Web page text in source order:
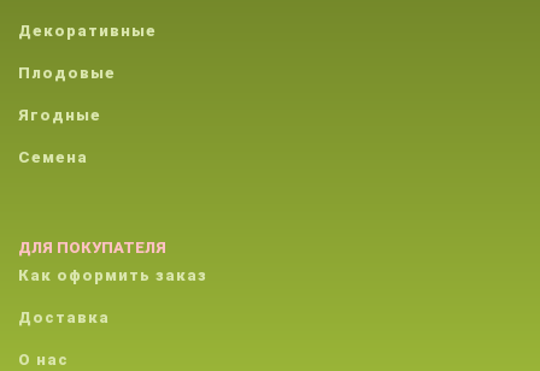
Декоративные
Плодовые
Ягодные
Семена
ДЛЯ ПОКУПАТЕЛЯ
Как оформить заказ
Доставка
О нас